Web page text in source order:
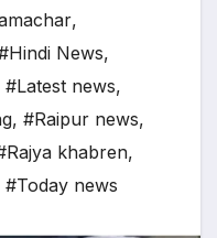
,
News,
#Latest news,
, #Raipur news,
khabren,
#Today news